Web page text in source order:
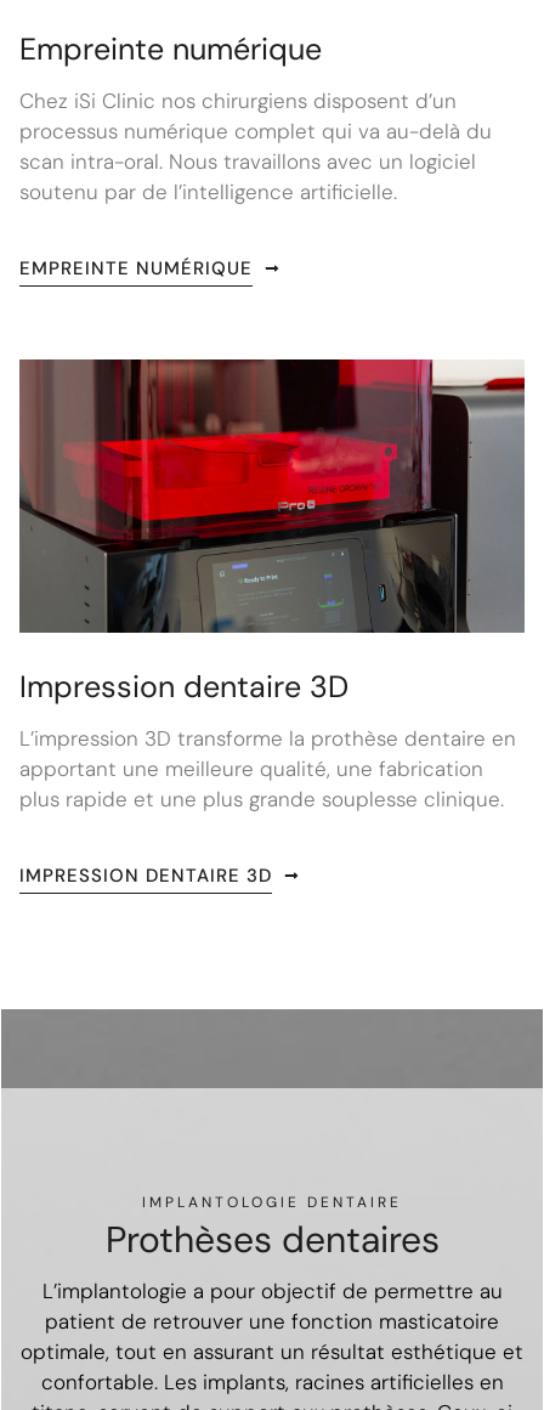
Empreinte numérique
Chez iSi Clinic nos chirurgiens disposent d’un
processus numérique complet qui va au-delà du
scan intra-oral. Nous travaillons avec un logiciel
soutenu par de l’intelligence artificielle.
EMPREINTE NUMÉRIQUE
Impression dentaire 3D
L’impression 3D transforme la prothèse dentaire en
apportant une meilleure qualité, une fabrication
plus rapide et une plus grande souplesse clinique.
IMPRESSION DENTAIRE 3D
IMPLANTOLOGIE DENTAIRE
Prothèses dentaires
L’implantologie a pour objectif de permettre au
patient de retrouver une fonction masticatoire
optimale, tout en assurant un résultat esthétique et
confortable. Les implants, racines artificielles en